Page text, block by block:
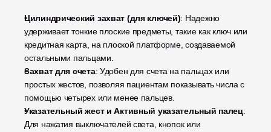
Цилиндрический захват (для ключей): Надежно
удерживает тонкие плоские предметы, такие как ключ или
кредитная карта, на плоской платформе, создаваемой
остальными пальцами.
Захват для счета: Удобен для счета на пальцах или
простых жестов, позволяя пациентам показывать числа с
помощью четырех или менее пальцев.
Указательный жест и Активный указательный палец:
Для нажатия выключателей света, кнопок или